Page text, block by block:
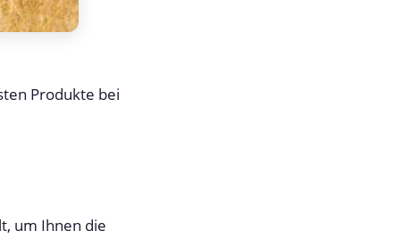
Produkte bei
um Ihnen die